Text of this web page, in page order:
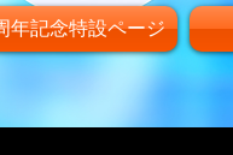
年記念特設ページ